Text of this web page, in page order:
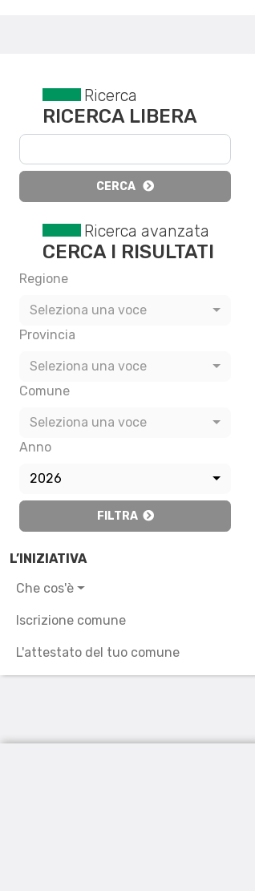
Ricerca
RICERCA LIBERA
CERCA
Ricerca avanzata
CERCA I RISULTATI
Regione
Seleziona una voce
Provincia
Seleziona una voce
Comune
Seleziona una voce
Anno
2026
FILTRA
L’INIZIATIVA
Che cos'è
Iscrizione comune
L'attestato del tuo comune